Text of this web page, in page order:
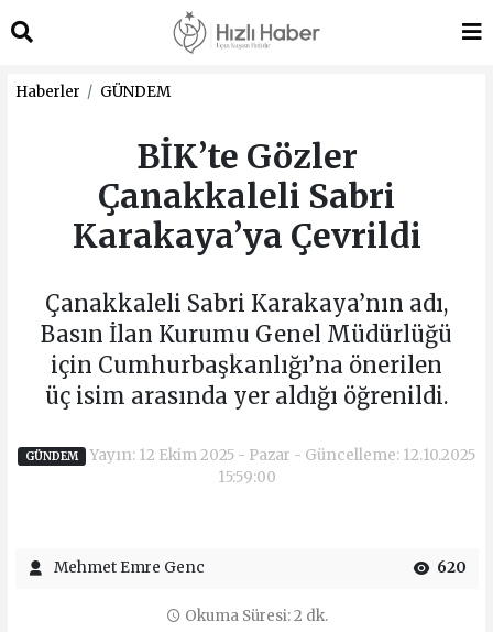
Haberler GÜNDEM
BİK’te Gözler
Çanakkaleli Sabri
Karakaya’ya Çevrildi
Çanakkaleli Sabri Karakaya’nın adı,
Basın İlan Kurumu Genel Müdürlüğü
için Cumhurbaşkanlığı’na önerilen
üç isim arasında yer aldığı öğrenildi.
GÜNDEM Yayın: 12 Ekim 2025 - Pazar - Güncelleme: 12.10.2025
15:59:00
Mehmet Emre Genc 620
Okuma Süresi: 2 dk.